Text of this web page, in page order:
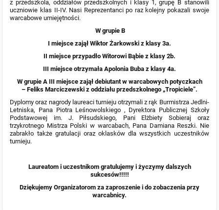
z przedszkola, oddziałów przedszkolnych i klasy 1, grupę B stanowili
uczniowie klas II-IV. Nasi Reprezentanci po raz kolejny pokazali swoje
warcabowe umiejętności.
W grupie B
I miejsce zajął Wiktor Żarkowski z klasy 3a.
II miejsce przypadło Witorowi Bąbie z klasy 2b.
III miejsce otrzymała Apolonia Buba z klasy 4a.
W grupie A III miejsce zajął debiutant w warcabowych potyczkach
– Feliks Marciczewski z oddziału przedszkolnego „Tropiciele”.
Dyplomy oraz nagrody laureaci turnieju otrzymali z rąk Burmistrza Jedlni-
Letniska, Pana Piotra Leśnowolskiego , Dyrektora Publicznej Szkoły
Podstawowej im. J. Piłsudskiego, Pani Elżbiety Sobieraj oraz
trzykrotnego Mistrza Polski w warcabach, Pana Damiana Reszki. Nie
zabrakło także gratulacji oraz oklasków dla wszystkich uczestników
turnieju.
Laureatom i uczestnikom gratulujemy i życzymy dalszych
sukcesów!!!!!
Dziękujemy Organizatorom za zaproszenie i do zobaczenia przy
warcabnicy.